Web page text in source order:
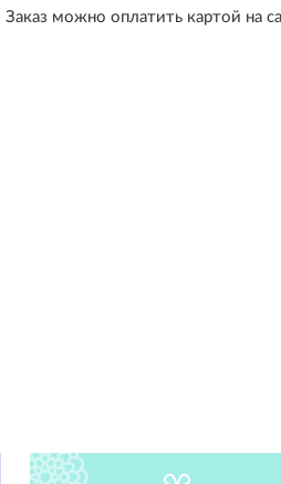
Заказ можно оплатить картой на